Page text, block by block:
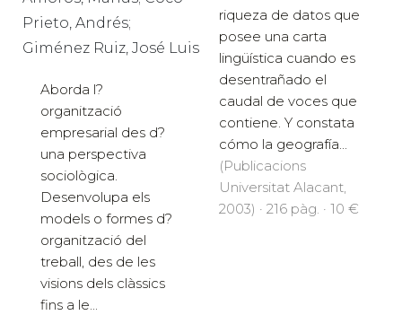
Prieto, Andrés;
Giménez Ruiz, José Luis
Aborda l?
organització
empresarial des d?
una perspectiva
sociològica.
Desenvolupa els
models o formes d?
organització del
treball, des de les
visions dels clàssics
fins a le...
riqueza de datos que
posee una carta
lingüística cuando es
desentrañado el
caudal de voces que
contiene. Y constata
cómo la geografía...
(Publicacions
Universitat Alacant,
2003) · 216 pàg. · 10 €